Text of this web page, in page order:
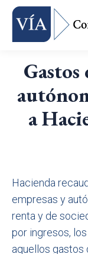
Gastos
a
Hacienda
empresas y
renta y de
por ingresos,
aquellos gastos